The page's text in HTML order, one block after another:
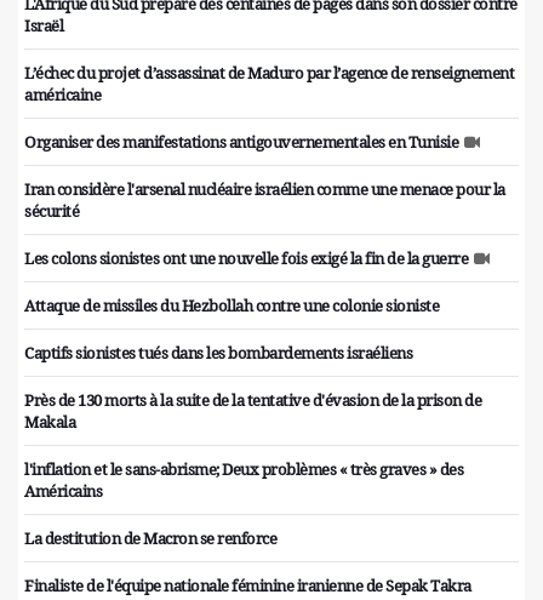
Israël
L’échec du projet d’assassinat de Maduro par l’agence de renseignement
américaine
Organiser des manifestations antigouvernementales en Tunisie
Iran considère l'arsenal nucléaire israélien comme une menace pour la
sécurité
Les colons sionistes ont une nouvelle fois exigé la fin de la guerre
Attaque de missiles du Hezbollah contre une colonie sioniste
Captifs sionistes tués dans les bombardements israéliens
Près de 130 morts à la suite de la tentative d'évasion de la prison de
Makala
l'inflation et le sans-abrisme; Deux problèmes « très graves » des
Américains
La destitution de Macron se renforce
Finaliste de l'équipe nationale féminine iranienne de Sepak Takra